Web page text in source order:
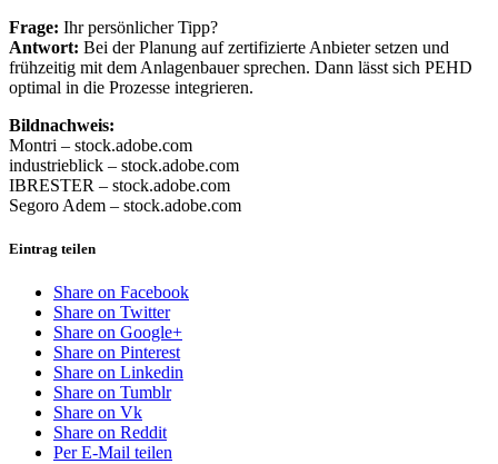
Frage: Ihr persönlicher Tipp?
Antwort: Bei der Planung auf zertifizierte Anbieter setzen und
frühzeitig mit dem Anlagenbauer sprechen. Dann lässt sich PEHD
optimal in die Prozesse integrieren.
Bildnachweis:
Montri – stock.adobe.com
industrieblick – stock.adobe.com
IBRESTER – stock.adobe.com
Segoro Adem – stock.adobe.com
Eintrag teilen
Share on Facebook
Share on Twitter
Share on Google+
Share on Pinterest
Share on Linkedin
Share on Tumblr
Share on Vk
Share on Reddit
Per E-Mail teilen